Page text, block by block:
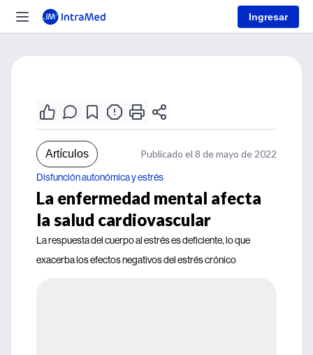
Ingresar
Artículos Publicado el 8 de mayo de 2022
Disfunción autonómica y estrés
La enfermedad mental afecta
la salud cardiovascular
La respuesta del cuerpo al estrés es deficiente, lo que
exacerba los efectos negativos del estrés crónico